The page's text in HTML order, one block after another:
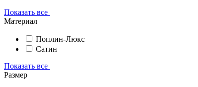
Показать все
Материал
Поплин-Люкс
Сатин
Показать все
Размер